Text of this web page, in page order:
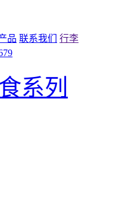
品 联系我们
行李
系列